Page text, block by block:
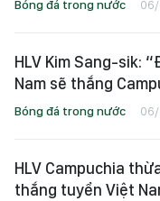
Bóng đá trong nước
HLV Kim Sang-sik:
Nam sẽ thắng
Bóng đá trong nước
HLV Campuchia
thắng tuyển Việt